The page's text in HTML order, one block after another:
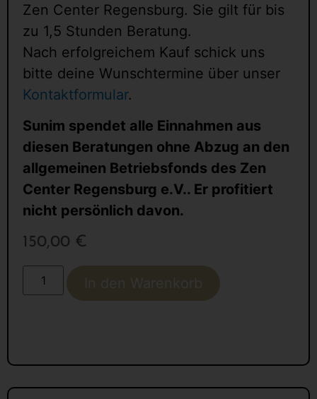
Zen Center Regensburg. Sie gilt für bis
zu 1,5 Stunden Beratung.
Nach erfolgreichem Kauf schick uns
bitte deine Wunschtermine über unser
Kontaktformular.
Sunim spendet alle Einnahmen aus
diesen Beratungen ohne Abzug an den
allgemeinen Betriebsfonds des Zen
Center Regensburg e.V.. Er profitiert
nicht persönlich davon.
150,00 €